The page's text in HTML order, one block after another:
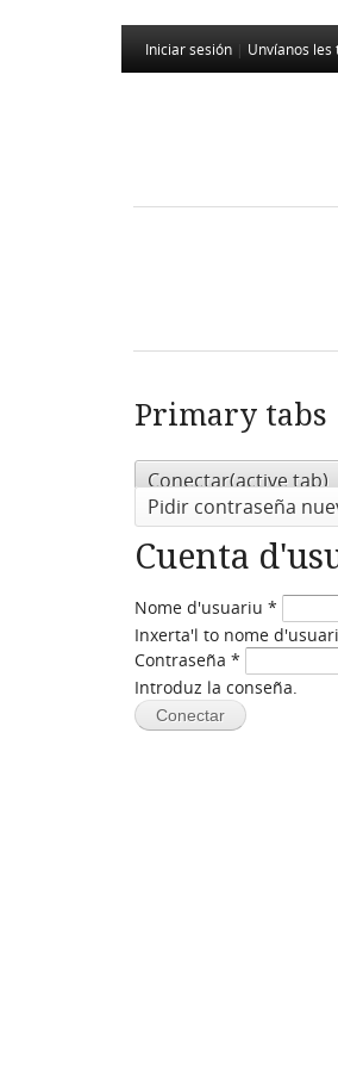
Iniciar sesión Unvíanos les
Primary tabs
Conectar(active tab)
Pidir contraseña
Cuenta
Nome d'usuariu *
Inxerta'l to nome
Contraseña *
Introduz la conseña.